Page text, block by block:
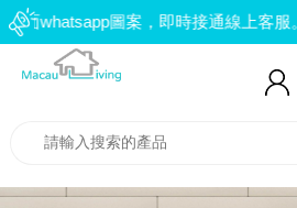
面whatsapp圖案，即時接通線上客服。
：66552559